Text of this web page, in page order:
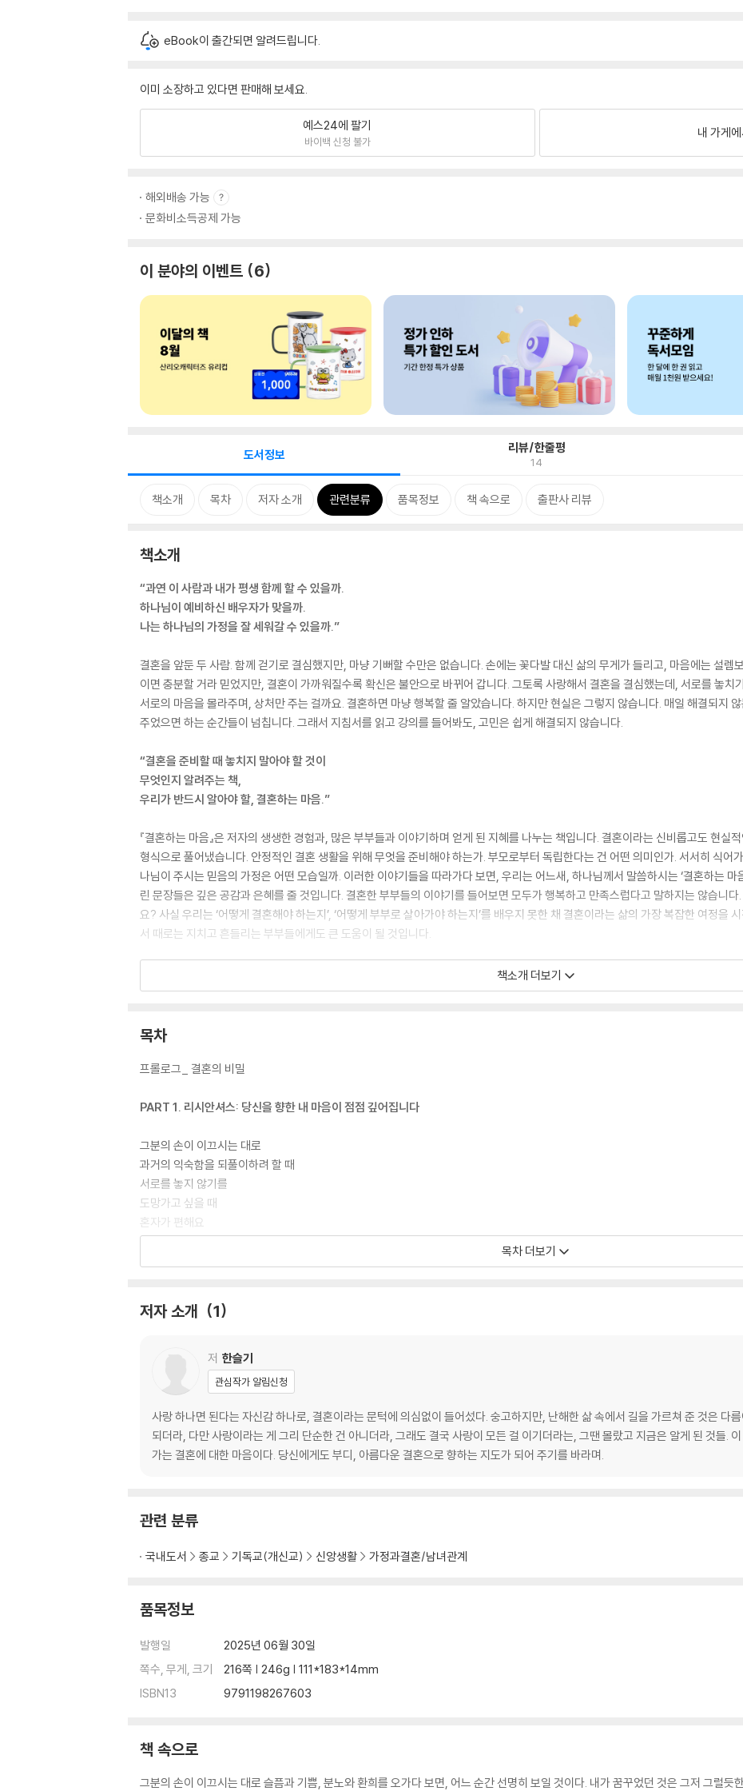
eBook이 출간되면 알려드립니다.
이미 소장하고 있다면 판매해 보세요.
예스24에 팔기
바이백 신청 불가
내 가게
해외배송 가능
문화비소득공제 가능
이 분야의 이벤트 6
도서정보 리뷰/한줄평
14
책소개 목차 저자 소개 관련분류 품목정보 책 속으로 출판사 리뷰
책소개
“과연 이 사람과 내가 평생 함께 할 수 있을까.
하나님이 예비하신 배우자가 맞을까.
나는 하나님의 가정을 잘 세워갈 수 있을까.”
결혼을 앞둔 두 사람. 함께 걷기로 결심했지만, 마냥 기뻐할 수만은 없습니다. 손에는 꽃다발 대신 삶의 무게가 들리고, 마음에는 설렘
이면 충분할 거라 믿었지만, 결혼이 가까워질수록 확신은 불안으로 바뀌어 갑니다. 그토록 사랑해서 결혼을 결심했는데, 서로를 놓치
서로의 마음을 몰라주며, 상처만 주는 걸까요. 결혼하면 마냥 행복할 줄 알았습니다. 하지만 현실은 그렇지 않습니다. 매일 해결되지
주었으면 하는 순간들이 넘칩니다. 그래서 지침서를 읽고 강의를 들어봐도, 고민은 쉽게 해결되지 않습니다.
“결혼을 준비할 때 놓치지 말아야 할 것이
무엇인지 알려주는 책,
우리가 반드시 알아야 할, 결혼하는 마음.”
『결혼하는 마음』은 저자의 생생한 경험과, 많은 부부들과 이야기하며 얻게 된 지혜를 나누는 책입니다. 결혼이라는 신비롭고도 현실
형식으로 풀어냈습니다. 안정적인 결혼 생활을 위해 무엇을 준비해야 하는가. 부모로부터 독립한다는 건 어떤 의미인가. 서서히 식어
나님이 주시는 믿음의 가정은 어떤 모습일까. 이러한 이야기들을 따라가다 보면, 우리는 어느새, 하나님께서 말씀하시는 ‘결혼하는 마
린 문장들은 깊은 공감과 은혜를 줄 것입니다. 결혼한 부부들의 이야기를 들어보면 모두가 행복하고 만족스럽다고 말하지는 않습니
요? 사실 우리는 ‘어떻게 결혼해야 하는지’, ‘어떻게 부부로 살아가야 하는지’를 배우지 못한 채 결혼이라는 삶의 가장 복잡한 여정을
서 때로는 지치고 흔들리는 부부들에게도 큰 도움이 될 것입니다.
한 사람을 평생 사랑할 자신이 없던 이들에게,
그것이 진짜 사랑임을 이 책은 조용히 되묻습니다. 결혼을 망설이는 이들에게, 사랑이 버거운 이들에게, 이 책은 따뜻하고 정직한 길잡
책소개 더보기
목차
프롤로그_ 결혼의 비밀
PART 1. 리시안셔스: 당신을 향한 내 마음이 점점 깊어집니다
그분의 손이 이끄시는 대로
과거의 익숙함을 되풀이하려 할 때
서로를 놓지 않기를
도망가고 싶을 때
혼자가 편해요
절망도 함께 겪기로 한 길
내 안의 아이, 하나님 앞에 세우다
PART 2. 마트리카리아: 당신의 모든 아픔을 함께 이겨 내고 싶습니다
가진 게 없으면 사랑은 사치인가요?
동거하고 싶은 진짜 속마음
고쳐야만 사랑할 수 있을까?
사랑할 각오
사랑하고 싶은데 그게 잘 안돼서 화가 나요
하객들 사이로 걸어간다는 것은
완벽하지 않아도 괜찮다
나의 밑바닥을 보여 주다
PART 3. 헬리오트로프: 내 마음은 언제나 당신만을 바라봅니다
떠나야 합니다
통제하고 싶은 유혹
내가 좋은 건, 너도 좋아할 거라는 착각
주고 있는가, 빌려주고 있는가
목차 더보기
저자 소개 1
저 한슬기
관심작가 알림신청
사랑 하나면 된다는 자신감 하나로, 결혼이라는 문턱에 의심없이 들어섰다. 숭고하지만, 난해한 삶 속에서 길을 가르쳐 준 것은 다
되더라, 다만 사랑이라는 게 그리 단순한 건 아니더라, 그래도 결국 사랑이 모든 걸 이기더라는, 그땐 몰랐고 지금은 알게 된 것들.
가는 결혼에 대한 마음이다. 당신에게도 부디, 아름다운 결혼으로 향하는 지도가 되어 주기를 바라며.
관련 분류
국내도서 종교 기독교(개신교) 신앙생활 가정과결혼/남녀관계
품목정보
발행일
2025년 06월 30일
쪽수, 무게, 크기
216쪽 | 246g | 111*183*14mm
ISBN13
9791198267603
책 속으로
그분의 손이 이끄시는 대로 슬픔과 기쁨, 분노와 환희를 오가다 보면, 어느 순간 선명히 보일 것이다. 내가 꿈꾸었던 것은 그저 그럴듯